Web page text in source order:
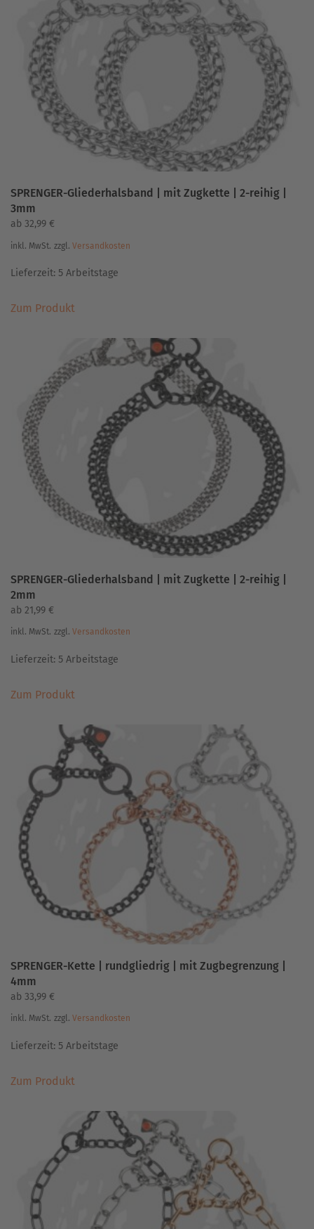
Die
Optionen
können
Produktseite
gewählt
werden
SPRENGER-Gliederhalsband | mit Zugkette | 2-reihig |
3mm
ab 32,99 €
inkl. MwSt. zzgl. Versandkosten
Lieferzeit: 5 Arbeitstage
Zum ProduktProdukt
mehrere
Varianten
auf.
Optionen
können
der
Produktseite
gewählt
werden
SPRENGER-Gliederhalsband | mit Zugkette | 2-reihig |
2mm
ab 21,99 €
inkl. MwSt. zzgl. Versandkosten
Lieferzeit: 5 Arbeitstage
Zum ProduktProdukt
mehrere
Varianten
Die
Optionen
der
Produktseite
gewählt
werden
SPRENGER-Kette | rundgliedrig | mit Zugbegrenzung |
4mm
ab 33,99 €
inkl. MwSt. zzgl. Versandkosten
Lieferzeit: 5 Arbeitstage
Zum ProduktProdukt
mehrere
Varianten
auf.
Optionen
können